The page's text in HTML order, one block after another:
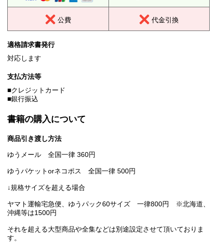
公費 代金引換
適格請求書発行
対応します
支払方法等
■クレジットカード
■銀行振込
書籍の購入について
商品引き渡し方法
ゆうメール 全国一律 360円
ゆうパケットorネコポス 全国一律 500円
↓規格サイズを超える場合
ヤマト運輸宅急便、ゆうパック60サイズ 一律800円 ※北海道、
沖縄等は1500円
それを超える大型商品や全集などは別途設定させて頂いておりま
す。